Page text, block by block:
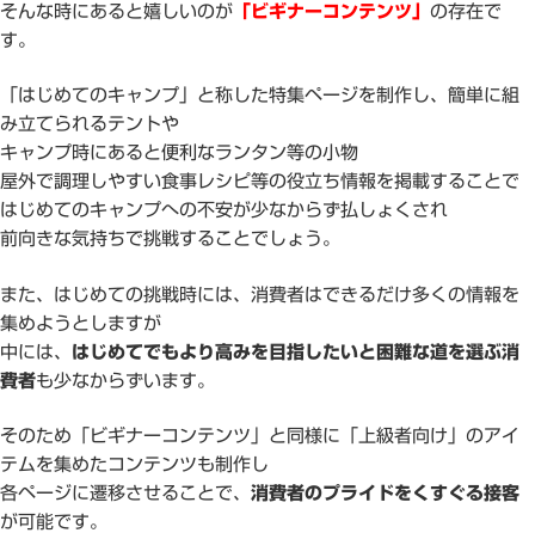
そんな時にあると嬉しいのが 「ビギナーコンテンツ」 の存在で
す。
「はじめてのキャンプ」と称した特集ページを制作し、簡単に組
み立てられるテントや
キャンプ時にあると便利なランタン等の小物
屋外で調理しやすい食事レシピ等の役立ち情報を掲載することで
はじめてのキャンプへの不安が少なからず払しょくされ
前向きな気持ちで挑戦することでしょう。
また、はじめての挑戦時には、消費者はできるだけ多くの情報を
集めようとしますが
中には、 はじめてでもより高みを目指したいと困難な道を選ぶ消
費者も少なからずいます。
そのため「ビギナーコンテンツ」と同様に「上級者向け」のアイ
テムを集めたコンテンツも制作し
各ページに遷移させることで、 消費者のプライドをくすぐる接客
が可能です。